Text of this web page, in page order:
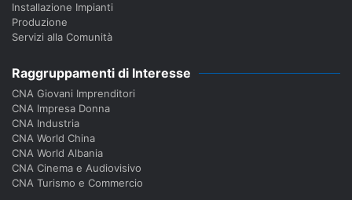
Installazione Impianti
Produzione
Servizi alla Comunità
Raggruppamenti di Interesse
CNA Giovani Imprenditori
CNA Impresa Donna
CNA Industria
CNA World China
CNA World Albania
CNA Cinema e Audiovisivo
CNA Turismo e Commercio